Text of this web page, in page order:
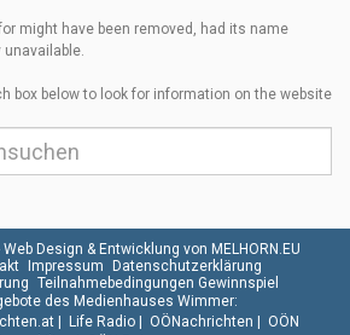
might have been removed, had its name
box below to look for information on the website
Web Design & Entwicklung von MELHORN.EU
Impressum
Datenschutzerklärung
Teilnahmebedingungen Gewinnspiel
des Medienhauses Wimmer:
| Life Radio| OÖNachrichten
OÖN